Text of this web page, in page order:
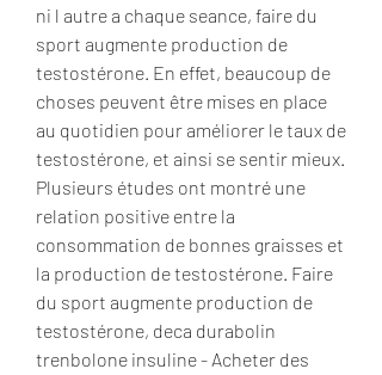
ni l autre a chaque seance, faire du
sport augmente production de
testostérone. En effet, beaucoup de
choses peuvent être mises en place
au quotidien pour améliorer le taux de
testostérone, et ainsi se sentir mieux.
Plusieurs études ont montré une
relation positive entre la
consommation de bonnes graisses et
la production de testostérone. Faire
du sport augmente production de
testostérone, deca durabolin
trenbolone insuline - Acheter des